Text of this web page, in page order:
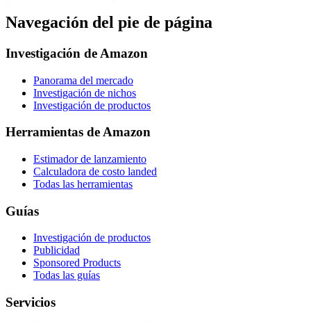
Navegación del pie de página
Investigación de Amazon
Panorama del mercado
Investigación de nichos
Investigación de productos
Herramientas de Amazon
Estimador de lanzamiento
Calculadora de costo landed
Todas las herramientas
Guías
Investigación de productos
Publicidad
Sponsored Products
Todas las guías
Servicios